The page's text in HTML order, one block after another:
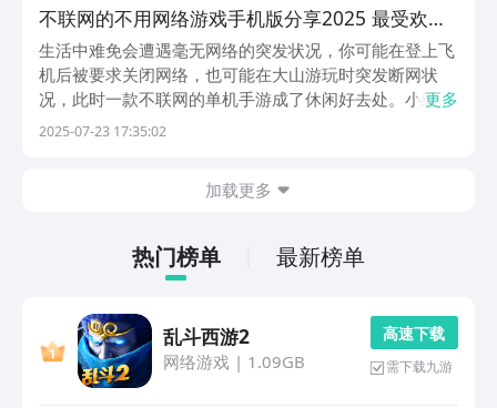
不联网的不用网络游戏手机版分享2025 最受欢迎
的单机手游大介绍
生活中难免会遭遇毫无网络的突发状况，你可能在登上飞
机后被要求关闭网络，也可能在大山游玩时突发断网状
况，此时一款不联网的单机手游成了休闲好去处。小编特
意奉献几款应对各种状况的单机游戏，每一个都有极强的
更多
2025-07-23 17:35:02
加载更多
热门榜单 最新榜单
乱斗西游2
网络游戏| 1.09GB
高 速 下 载
需下载九游